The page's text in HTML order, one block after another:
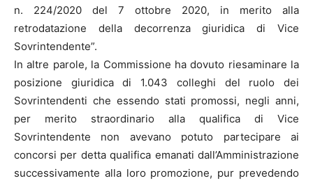
n. 224/2020 del 7 ottobre 2020, in merito alla
retrodatazione della decorrenza giuridica di Vice
Sovrintendente”.
In altre parole, la Commissione ha dovuto riesaminare la
posizione giuridica di 1.043 colleghi del ruolo dei
Sovrintendenti che essendo stati promossi, negli anni,
per merito straordinario alla qualifica di Vice
Sovrintendente non avevano potuto partecipare ai
concorsi per detta qualifica emanati dall’Amministrazione
successivamente alla loro promozione, pur prevedendo